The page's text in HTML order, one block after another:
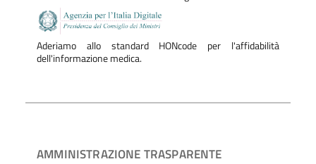
Aderiamo allo standard HONcode per l'affidabilità
dell'informazione medica.
AMMINISTRAZIONE TRASPARENTE